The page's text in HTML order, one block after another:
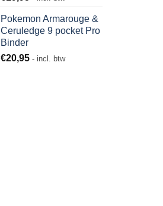
Pokemon Armarouge &
Ceruledge 9 pocket Pro
Binder
€20,95 - incl. btw